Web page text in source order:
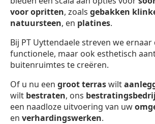
voor opritten, zoals gebakken
natuursteen, en platines.
Bij PT Uyttendaele streven we
functionele, maar ook esthetisch
buitenruimtes te creëren.
Of u nu een groot terraswilt
wilt bestraten, ons
een naadloze uitvoering van uw
en verhardingswerken.